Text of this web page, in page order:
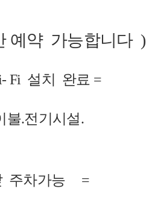
예약 가능합니다 )
Fi 설치 완료 =
불.전기시설.
주차가능 =